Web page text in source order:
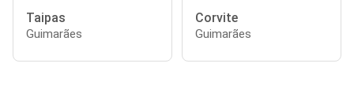
Taipas
Guimarães
Corvite
Guimarães